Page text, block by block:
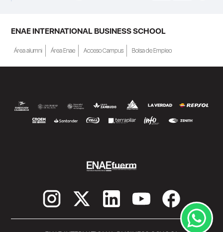
ENAE INTERNATIONAL BUSINESS SCHOOL
Área alumni Área Enae Acceso Campus Bolsa de Empleo